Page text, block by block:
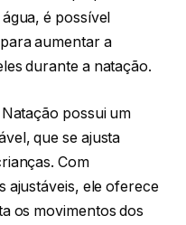
é possível
aumentar a
durante a natação.
possui um
que se ajusta
Com
ajustáveis, ele oferece
os movimentos dos